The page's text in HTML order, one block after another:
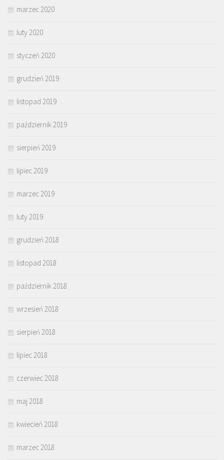
marzec 2020
luty 2020
styczeń 2020
grudzień 2019
listopad 2019
październik 2019
sierpień 2019
lipiec 2019
marzec 2019
luty 2019
grudzień 2018
listopad 2018
październik 2018
wrzesień 2018
sierpień 2018
lipiec 2018
czerwiec 2018
maj 2018
kwiecień 2018
marzec 2018